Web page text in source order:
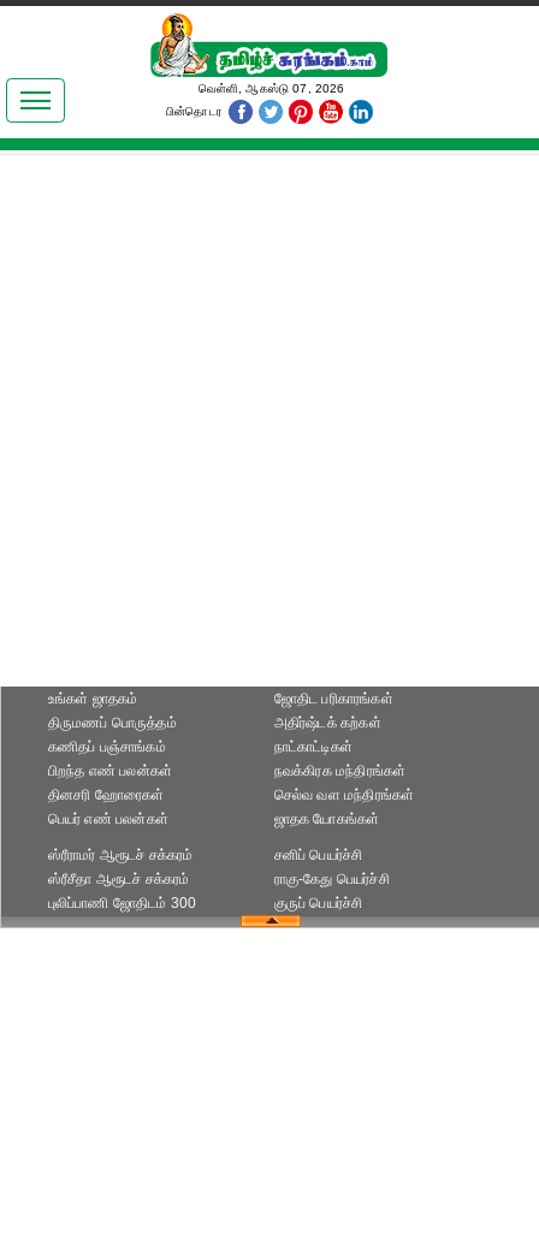
இலக்கியங்கள்
தமிழ் உலகம்
வெள்ளி, ஆகஸ்டு 07, 2026
பின்தொடர
உங்கள் ஜாதகம்
திருமணப் பொருத்தம்
கணிதப் பஞ்சாங்கம்
ஜோதிட ப‌ரிகார‌ங்க‌ள்
அதிர்ஷ்டக் கற்கள்
நாட்காட்டிகள்
பிறந்த எண் பலன்கள்
தினசரி ஹோரைகள்
பெயர் எண் பலன்கள்
நவக்கிரக மந்திரங்கள்
செல்வ வள மந்திரங்கள்
ஜாதக யோகங்கள்
ஸ்ரீராமர் ஆரூடச் சக்கரம்
ஸ்ரீசீதா ஆரூடச் சக்கரம்
புலிப்பாணி ஜோதிடம் 300
சனிப் பெயர்ச்சி
ராகு-கேது பெயர்ச்சி
குருப் பெயர்ச்சி